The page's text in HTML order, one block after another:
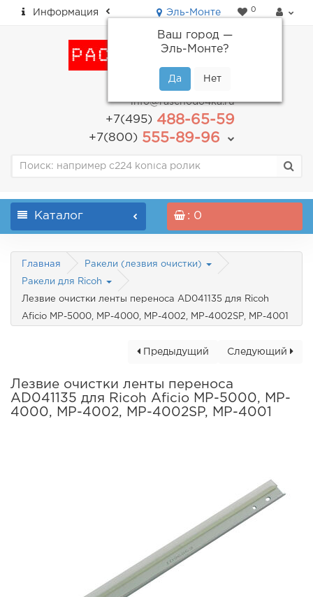
Информация Эль-Монте
Ваш город —
Эль-Монте?
0
пн-пт: с 9.00 до 18.00
info@raschodo4ka.ru
+7(495)488-65-59
+7(800)555-89-96
Каталог : 0
Главная Ракели (лезвия очистки)
Ракели для Ricoh
Лезвие очистки ленты переноса AD041135 для Ricoh
Aficio MP-5000, MP-4000, MP-4002, MP-4002SP, MP-4001
Следующий
Предыдущий
Лезвие очистки ленты переноса
AD041135 для Ricoh Aficio MP-5000, MP-
4000, MP-4002, MP-4002SP, MP-4001